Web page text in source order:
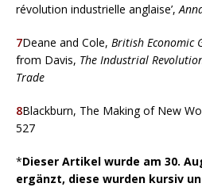
révolution industrielle anglaise’,
7Deane and Cole, British Economic
from Davis, The Industrial
Trade
8Blackburn, The Making of New
527
*Dieser Artikel wurde am 30.
ergänzt, diese wurden kursiv